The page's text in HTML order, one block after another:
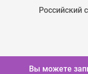
Российский
Вы можете